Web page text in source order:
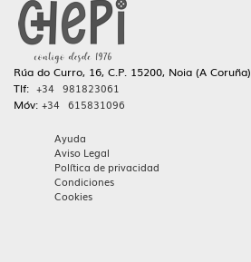
Rúa do Curro, 16, C.P. 15200, Noia (A Coruña)
Tlf: +34 981823061
Móv: +34 615831096
Ayuda
Aviso Legal
Política de privacidad
Condiciones
Cookies